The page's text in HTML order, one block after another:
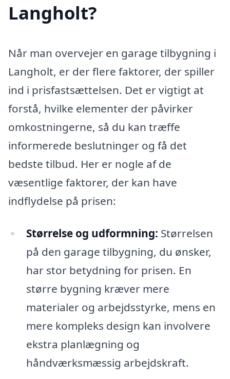
Langholt?
Når man overvejer en garage tilbygning i
Langholt, er der flere faktorer, der spiller
ind i prisfastsættelsen. Det er vigtigt at
forstå, hvilke elementer der påvirker
omkostningerne, så du kan træffe
informerede beslutninger og få det
bedste tilbud. Her er nogle af de
væsentlige faktorer, der kan have
indflydelse på prisen:
Størrelse og udformning: Størrelsen
på den garage tilbygning, du ønsker,
har stor betydning for prisen. En
større bygning kræver mere
materialer og arbejdsstyrke, mens en
mere kompleks design kan involvere
ekstra planlægning og
håndværksmæssig arbejdskraft.